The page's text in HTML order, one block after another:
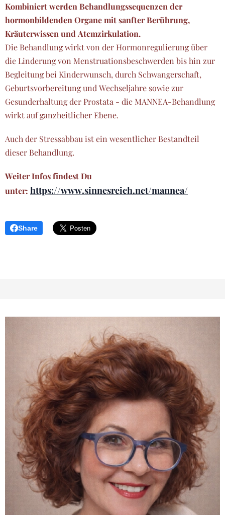
Kombiniert werden Behandlungssequenzen der
hormonbildenden Organe mit sanfter Berührung,
Kräuterwissen und Atemzirkulation.
Die Behandlung wirkt von der Hormonregulierung über
die Linderung von Menstruationsbeschwerden bis hin zur
Begleitung bei Kinderwunsch, durch Schwangerschaft,
Geburtsvorbereitung und Wechseljahre sowie zur
Gesunderhaltung der Prostata - die MANNEA-Behandlung
wirkt auf ganzheitlicher Ebene.
Auch der Stressabbau ist ein wesentlicher Bestandteil
dieser Behandlung.
Weiter Infos findest Du
unter: https://www.sinnesreich.net/mannea/
Share